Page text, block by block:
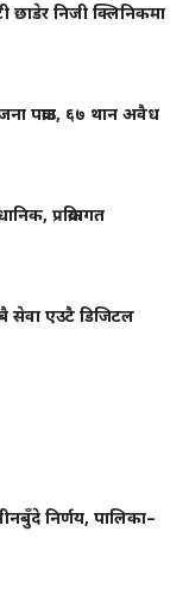
छाडेर निजी क्लिनिकमा
पक्राउ, ६७ थान अवैध
प्रक्रियागत
सेवा एउटै डिजिटल
निर्णय, पालिका–